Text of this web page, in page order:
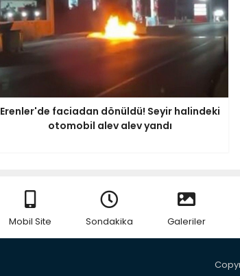
Erenler'de faciadan dönüldü! Seyir halindeki
otomobil alev alev yandı
Mobil Site Sondakika Galeriler